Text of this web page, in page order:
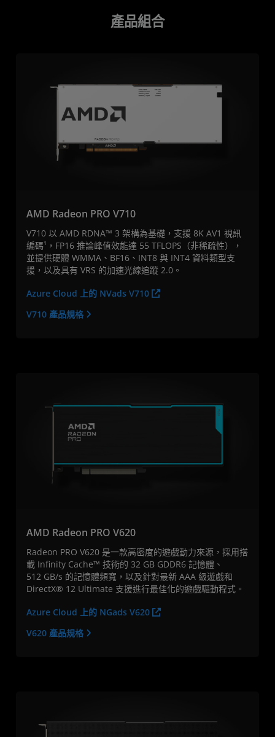
產品組合
AMD Radeon PRO V710
V710 以 AMD RDNA™ 3 架構為基礎，支援 8K AV1 視訊
編碼¹，FP16 推論峰值效能達 55 TFLOPS（非稀疏性），
並提供硬體 WMMA、BF16、INT8 與 INT4 資料類型支
援，以及具有 VRS 的加速光線追蹤 2.0。
Azure Cloud 上的 NVads V710
V710 產品規格
AMD Radeon PRO V620
Radeon PRO V620 是一款高密度的遊戲動力來源，採用搭
載 Infinity Cache™ 技術的 32 GB GDDR6 記憶體、
512 GB/s 的記憶體頻寬，以及針對最新 AAA 級遊戲和
DirectX® 12 Ultimate 支援進行最佳化的遊戲驅動程式。
Azure Cloud 上的 NGads V620
V620 產品規格